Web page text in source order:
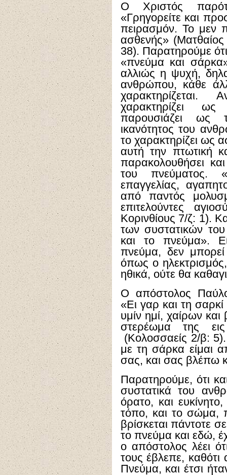
Ο Χριστός
«Γρηγορείτε και
πειρασμόν. Το μεν
ασθενής»
38). Παρατηρούμε
«πνεύμα και
αλλιώς η ψυχή,
ανθρώπου, κάθε
χαρακτηρίζει
παρουσιάζει ως
ικανότητος του
το χαρακτηρίζει ως
αυτή την πτωτική
παρακολουθήσει
του πνεύματος.
επαγγελίας,
από παντός
επιτελούντες
Κορινθίους 7/ζ: 1).
των συστατικών
και το πνεύμα».
πνεύμα, δεν
όπως ο
ηθικά, ούτε θα
Ο απόστολος
«Ει γαρ και τη
υμίν ημί, χαίρων
στερέωμα της
(Κολοσσαείς 2/β: 5).
με τη σάρκα είμαι
σας, και σας βλέπω
Παρατηρούμε, ότι
συστατικά του
όρατο, και
τόπο, και το σώμα,
βρίσκεται πάντοτε
το πνεύμα και εδώ,
ο απόστολος λέει
τους έβλεπε,
Πνεύμα, και έτσι